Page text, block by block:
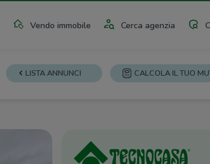
Vendo immobile Cerca agenzia
LISTA ANNUNCI CALCOLA IL TUO